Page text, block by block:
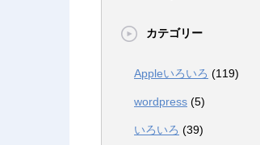
カテゴリー
Appleいろいろ (119)
wordpress (5)
いろいろ (39)